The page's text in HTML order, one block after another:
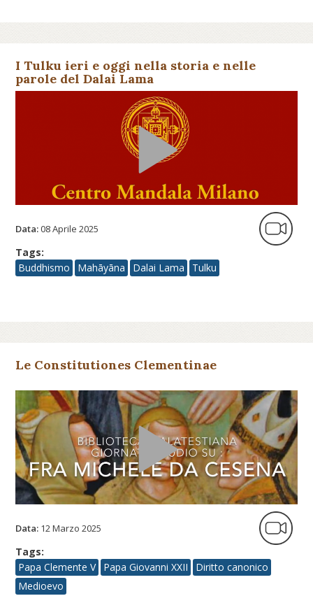
I Tulku ieri e oggi nella storia e nelle
parole del Dalai Lama
Data:08 Aprile 2025
Tags:
Buddhismo
Mahāyāna Dalai Lama Tulku
Le Constitutiones Clementinae
Data: 12 Marzo 2025
Tags:
Papa Clemente V
Papa Giovanni XXII
Diritto canonico
Medioevo